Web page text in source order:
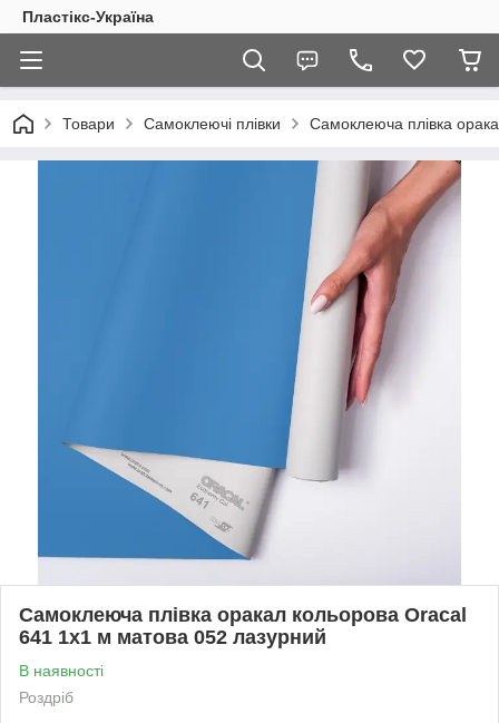
Пластікс-Україна
Товари Самоклеючі плівки Самоклеюча плівка
Самоклеюча плівка оракал кольорова Oracal
641 1x1 м матова 052 лазурний
В наявності
Роздріб